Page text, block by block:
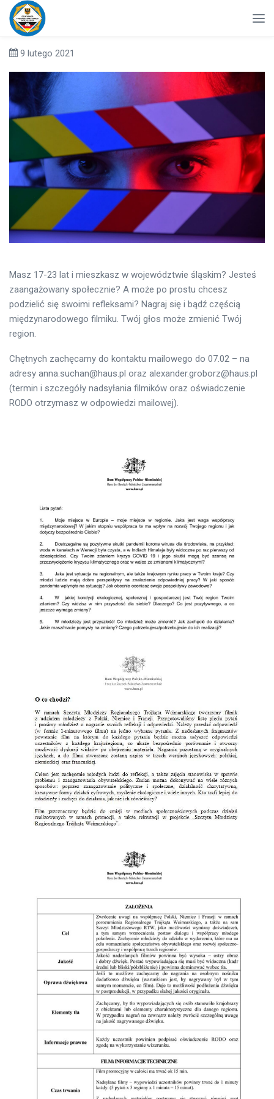
9 lutego 2021
Masz 17-23 lat i mieszkasz w województwie śląskim? Jesteś
zaangażowany społecznie? A może po prostu chcesz
podzielić się swoimi refleksami? Nagraj się i bądź częścią
międzynarodowego filmiku. Twój głos może zmienić Twój
region.
Chętnych zachęcamy do kontaktu mailowego do 07.02 – na
adresy anna.suchan@haus.pl oraz alexander.groborz@haus.pl
(termin i szczegóły nadsyłania filmików oraz oświadczenie
RODO otrzymasz w odpowiedzi mailowej).